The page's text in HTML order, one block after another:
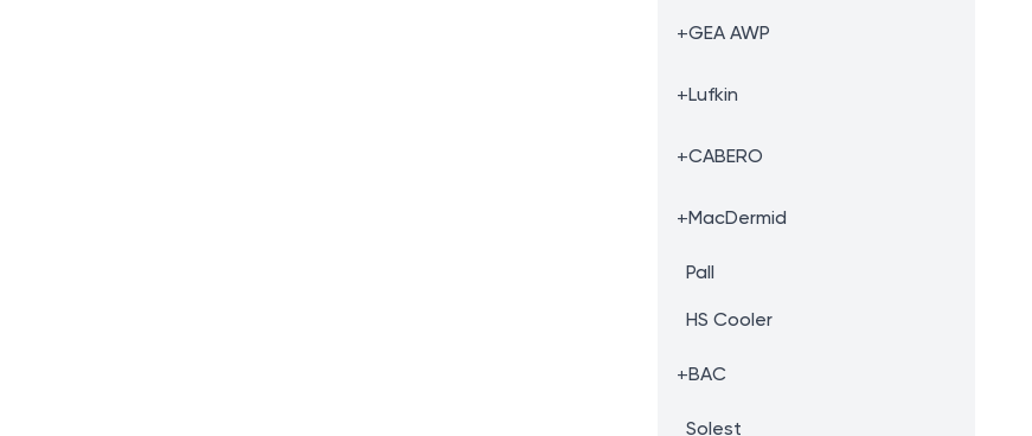
+GEA AWP
+Lufkin
+CABERO
+MacDermid
Pall
HS Cooler
+BAC
Solest